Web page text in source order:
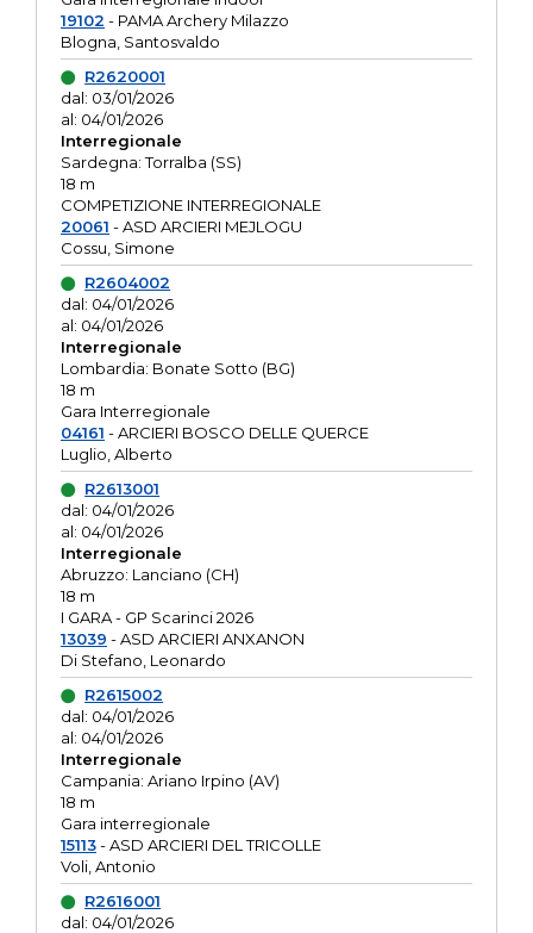
19102 - PAMA Archery Milazzo
Blogna, Santosvaldo
R2620001
dal: 03/01/2026
al: 04/01/2026
Interregionale
Sardegna: Torralba (SS)
18 m
COMPETIZIONE INTERREGIONALE
20061 - ASD ARCIERI MEJLOGU
Cossu, Simone
R2604002
dal: 04/01/2026
al: 04/01/2026
Interregionale
Lombardia: Bonate Sotto (BG)
18 m
Gara Interregionale
04161 - ARCIERI BOSCO DELLE QUERCE
Luglio, Alberto
R2613001
dal: 04/01/2026
al: 04/01/2026
Interregionale
Abruzzo: Lanciano (CH)
18 m
I GARA - GP Scarinci 2026
13039 - ASD ARCIERI ANXANON
Di Stefano, Leonardo
R2615002
dal: 04/01/2026
al: 04/01/2026
Interregionale
Campania: Ariano Irpino (AV)
18 m
Gara interregionale
15113- ASD ARCIERI DEL TRICOLLE
Voli, Antonio
R2616001
dal: 04/01/2026